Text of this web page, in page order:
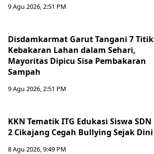
9 Agu 2026, 2:51 PM
Disdamkarmat Garut Tangani 7 Titik
Kebakaran Lahan dalam Sehari,
Mayoritas Dipicu Sisa Pembakaran
Sampah
9 Agu 2026, 2:51 PM
KKN Tematik ITG Edukasi Siswa SDN
2 Cikajang Cegah Bullying Sejak Dini
8 Agu 2026, 9:49 PM